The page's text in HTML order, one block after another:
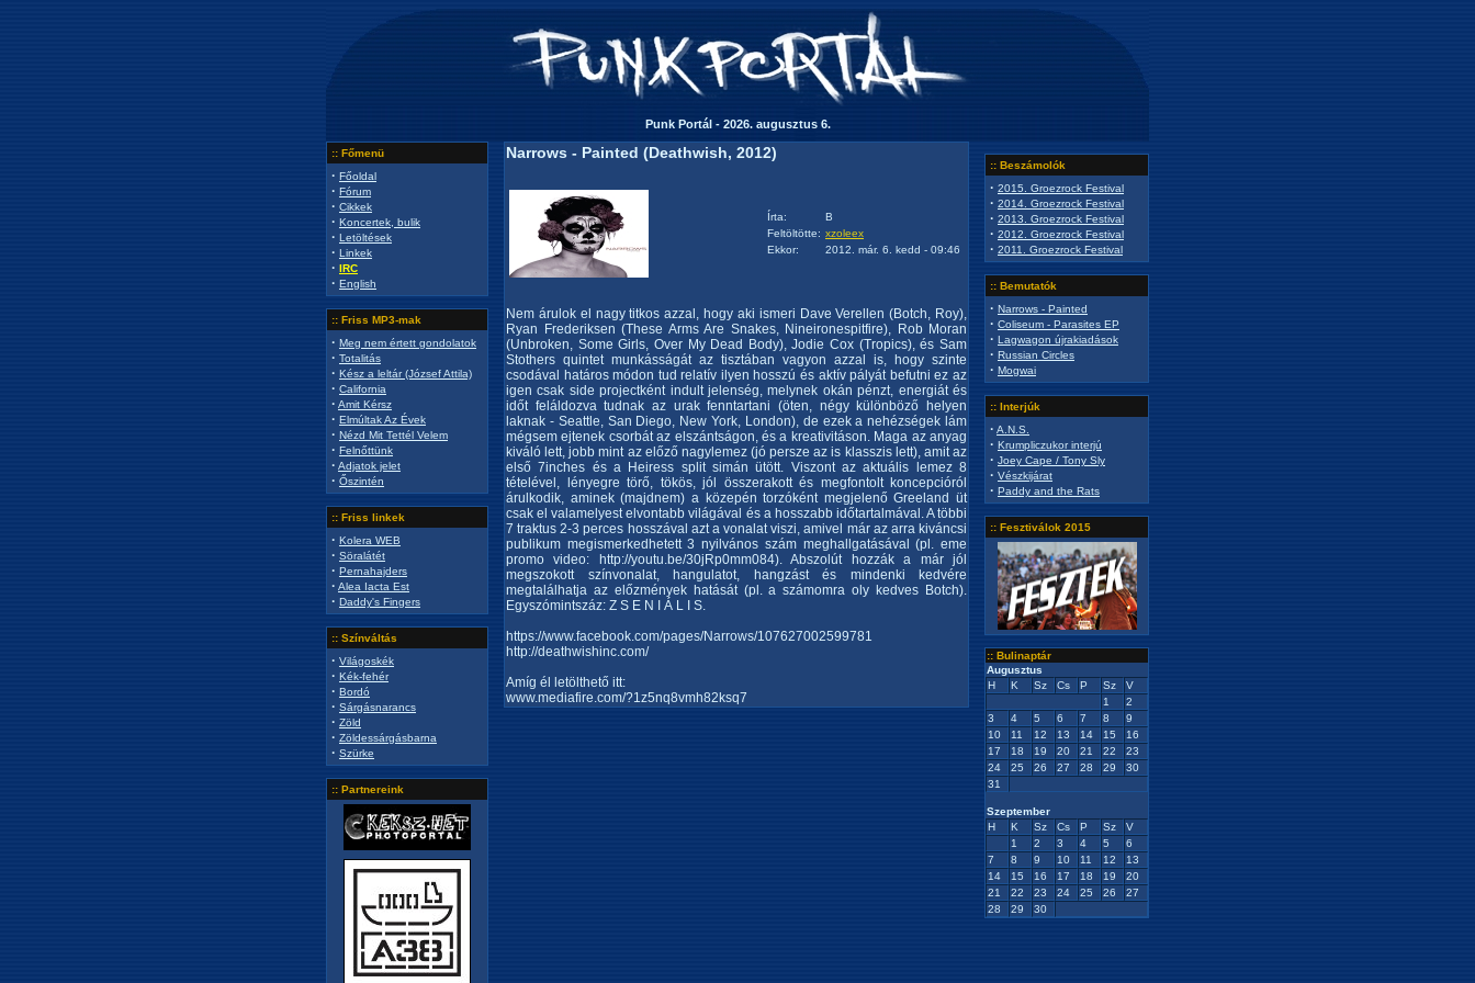
Punk Portál - 2026. augusztus 6.
:: Főmenü
· Főoldal
· Fórum
· Cikkek
· Koncertek, bulik
· Letöltések
· Linkek
· IRC
· English
:: Friss MP3-mak
· Meg nem értett gondolatok
· Totalitás
· Kész a leltár (József Attila)
· California
· Amit Kérsz
· Elmúltak Az Évek
· Nézd Mit Tettél Velem
· Felnőttünk
· Adjatok jelet
· Őszintén
:: Friss linkek
· Kolera WEB
· Söralátét
· Pernahajders
· Alea Iacta Est
· Daddy's Fingers
:: Színváltás
· Világoskék
· Kék-fehér
· Bordó
· Sárgásnarancs
· Zöld
· Zöldessárgásbarna
· Szürke
:: Partnereink
Narrows - Painted (Deathwish, 2012)
Írta:
B
Feltöltötte: xzoleex
Ekkor:
2012. már. 6. kedd - 09:46
Nem árulok el nagy titkos azzal, hogy aki ismeri Dave Verellen (Botch, Roy),
Ryan Frederiksen (These Arms Are Snakes, Nineironespitfire), Rob Moran
(Unbroken, Some Girls, Over My Dead Body), Jodie Cox (Tropics), és Sam
Stothers quintet munkásságát az tisztában vagyon azzal is, hogy szinte
csodával határos módon tud relatív ilyen hosszú és aktív pályát befutni ez az
igen csak side projectként indult jelenség, melynek okán pénzt, energiát és
időt feláldozva tudnak az urak fenntartani (öten, négy különböző helyen
laknak - Seattle, San Diego, New York, London), de ezek a nehézségek lám
mégsem ejtenek csorbát az elszántságon, és a kreativitáson. Maga az anyag
kiváló lett, jobb mint az előző nagylemez (jó persze az is klasszis lett), amit az
első 7inches és a Heiress split simán ütött. Viszont az aktuális lemez 8
tételével, lényegre törő, tökös, jól összerakott és megfontolt koncepcióról
árulkodik, aminek (majdnem) a közepén torzóként megjelenő Greeland üt
csak el valamelyest elvontabb világával és a hosszabb időtartalmával. A többi
7 traktus 2-3 perces hosszával azt a vonalat viszi, amivel már az arra kiváncsi
publikum megismerkedhetett 3 nyilvános szám meghallgatásával (pl. eme
promo video: http://youtu.be/30jRp0mm084). Abszolút hozzák a már jól
megszokott színvonalat, hangulatot, hangzást és mindenki kedvére
megtalálhatja az előzmények hatását (pl. a számomra oly kedves Botch).
Egyszómintszáz: Z S E N I Á L I S.
https://www.facebook.com/pages/Narrows/107627002599781
http://deathwishinc.com/
Amíg él letölthető itt:
www.mediafire.com/?1z5nq8vmh82ksq7
:: Beszámolók
· 2015. Groezrock Festival
· 2014. Groezrock Festival
· 2013. Groezrock Festival
· 2012. Groezrock Festival
· 2011. Groezrock Festival
:: Bemutatók
· Narrows - Painted
· Coliseum - Parasites EP
· Lagwagon újrakiadások
· Russian Circles
· Mogwai
:: Interjúk
· A.N.S.
· Krumpliczukor interjú
· Joey Cape / Tony Sly
· Vészkijárat
· Paddy and the Rats
:: Fesztiválok 2015
:: Bulinaptár
Augusztus
H
K Sz Cs P Sz
V
1
2
3
4 5 6 7 8
9
10
11 12 13 14 15
16
17
18 19 20 21 22
23
24
25 26 27 28 29
30
31
Szeptember
H
K Sz Cs P Sz
V
1
2 3 4 5
6
7
8 9 10 11 12
13
14
15 16 17 18 19
20
21
22 23 24 25 26
27
28
29 30